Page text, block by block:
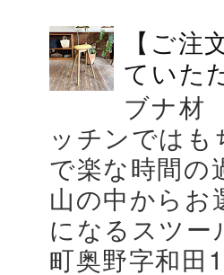
【ご
ていた
ブナ材
ッチンでは
で楽な時間の
山の中から
になるスツー
町奥野字和